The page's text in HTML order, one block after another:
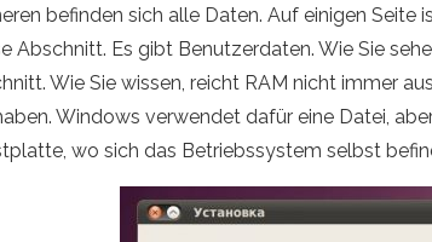
befinden sich alle Daten. Auf einigen
Abschnitt. Es gibt Benutzerdaten. Wie Sie
Wie Sie wissen, reicht RAM nicht immer
Windows verwendet dafür eine Datei,
wo sich das Betriebssystem selbst